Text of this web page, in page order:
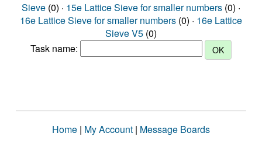
Sieve (0) · 15e Lattice Sieve for smaller numbers (0) ·
16e Lattice Sieve for smaller numbers (0) · 16e Lattice
Sieve V5 (0)
Task name:
Home | My Account | Message Boards